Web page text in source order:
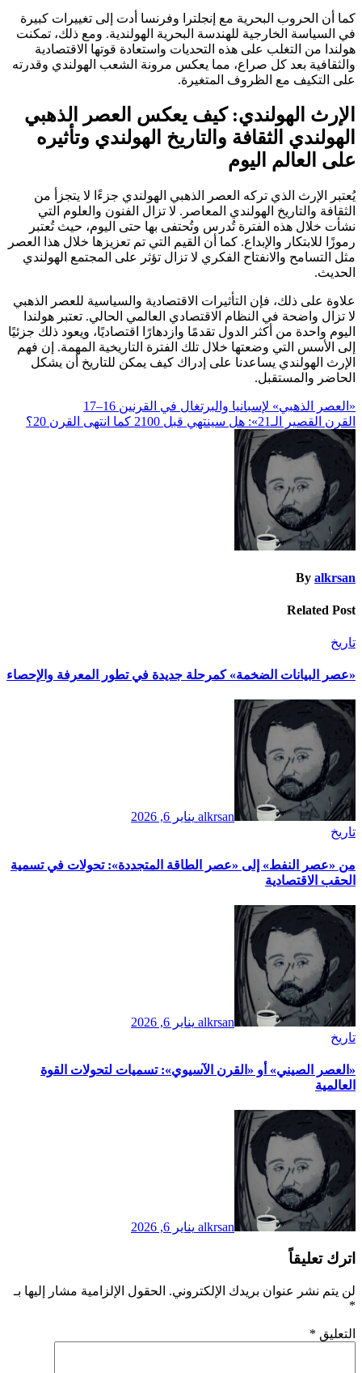
كما أن الحروب البحرية مع إنجلترا وفرنسا أدت إلى تغييرات كبيرة
في السياسة الخارجية للهندسة البحرية الهولندية. ومع ذلك، تمكنت
هولندا من التغلب على هذه التحديات واستعادة قوتها الاقتصادية
والثقافية بعد كل صراع، مما يعكس مرونة الشعب الهولندي وقدرته
على التكيف مع الظروف المتغيرة.
الإرث الهولندي: كيف يعكس العصر الذهبي
الهولندي الثقافة والتاريخ الهولندي وتأثيره
على العالم اليوم
يُعتبر الإرث الذي تركه العصر الذهبي الهولندي جزءًا لا يتجزأ من
الثقافة والتاريخ الهولندي المعاصر. لا تزال الفنون والعلوم التي
نشأت خلال هذه الفترة تُدرس وتُحتفى بها حتى اليوم، حيث تُعتبر
رموزًا للابتكار والإبداع. كما أن القيم التي تم تعزيزها خلال هذا العصر
مثل التسامح والانفتاح الفكري لا تزال تؤثر على المجتمع الهولندي
الحديث.
علاوة على ذلك، فإن التأثيرات الاقتصادية والسياسية للعصر الذهبي
لا تزال واضحة في النظام الاقتصادي العالمي الحالي. تعتبر هولندا
اليوم واحدة من أكثر الدول تقدمًا وازدهارًا اقتصاديًا، ويعود ذلك جزئيًا
إلى الأسس التي وضعتها خلال تلك الفترة التاريخية المهمة. إن فهم
الإرث الهولندي يساعدنا على إدراك كيف يمكن للتاريخ أن يشكل
الحاضر والمستقبل.
تصفّح
المقالات
​«العصر الذهبي» لإسبانيا والبرتغال في القرنين 16–17
القرن القصير الـ21»: هل سينتهي قبل 2100 كما انتهى القرن 20؟
By alkrsan
Related Post
تاريخ
​«عصر البيانات الضخمة» كمرحلة جديدة في تطور المعرفة والإحصاء
alkrsan يناير 6, 2026
تاريخ
​من «عصر النفط» إلى «عصر الطاقة المتجددة»: تحولات في تسمية
الحقب الاقتصادية
alkrsan يناير 6, 2026
تاريخ
​«العصر الصيني» أو «القرن الآسيوي»: تسميات لتحولات القوة
العالمية
alkrsan يناير 6, 2026
اترك تعليقاً
لن يتم نشر عنوان بريدك الإلكتروني. الحقول الإلزامية مشار إليها بـ
*
التعليق *